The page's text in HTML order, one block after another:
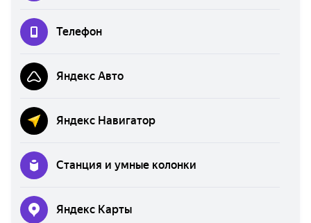
Телефон
Яндекс Авто
Яндекс Навигатор
Станция и умные колонки
Яндекс Карты